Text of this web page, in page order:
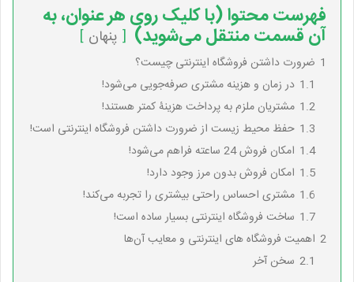
فهرست محتوا (با کلیک روی هر عنوان، به
آن قسمت منتقل می‌شوید) پنهان
1 ضرورت داشتن فروشگاه اینترنتی چیست؟
1.1 در زمان و هزینه مشتری صرفه‌جویی می‌شود!
1.2 مشتریان ملزم به پرداخت هزینۀ کمتر هستند!
1.3 حفظ محیط زیست از ضرورت داشتن فروشگاه اینترنتی است!
1.4 امکان فروش 24 ساعته فراهم می‌شود!
1.5 امکان فروش بدون مرز وجود دارد!
1.6 مشتری احساس راحتی بیشتری را تجربه می‌کند!
1.7 ساخت فروشگاه اینترنتی بسیار ساده است!
2 اهمیت فروشگاه های اینترنتی و معایب آن‌ها
2.1 سخن آخر